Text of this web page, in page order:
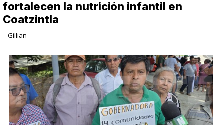
fortalecen la nutrición infantil en
Coatzintla
Gillian